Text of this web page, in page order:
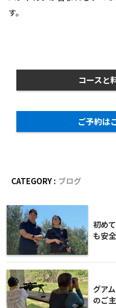
す。
コースと
ご予約は
CATEGORY : ブログ
初め
も安
グア
のご